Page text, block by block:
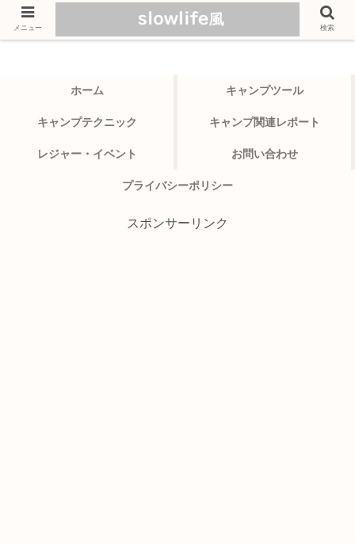
ホーム キャンプツール
キャンプテクニック キャンプ関連レポート
レジャー・イベント お問い合わせ
プライバシーポリシー
スポンサーリンク
メニュー 検索